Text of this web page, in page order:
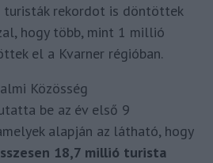
turisták rekordot is döntöttek
hogy több, mint 1 millió
el a Kvarner régióban.
Közösség
be az év első 9
alapján az látható, hogy
18,7 millió turista